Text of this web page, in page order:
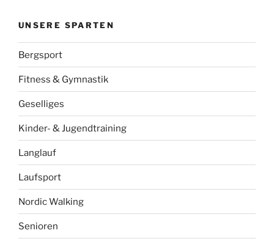
UNSERE SPARTEN
Bergsport
Fitness & Gymnastik
Geselliges
Kinder- & Jugendtraining
Langlauf
Laufsport
Nordic Walking
Senioren